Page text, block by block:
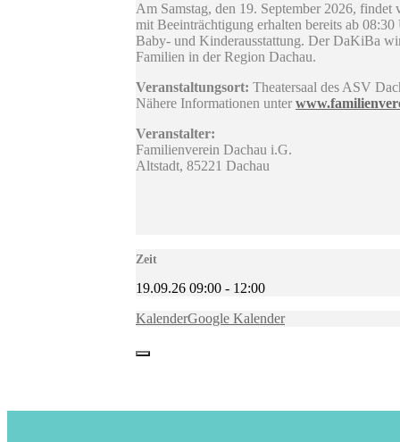
Am Samstag, den 19. September 2026,
mit Beeinträchtigung erhalten bereits ab
Baby- und Kinderausstattung. Der DaKiBa
Familien in der Region Dachau.
Veranstaltungsort: Theatersaal des ASV
Nähere Informationen unter
Veranstalter:
Familienverein Dachau i.G.
Altstadt, 85221 Dachau
Zeit
19.09.26 09:00 - 12:00
KalenderGoogle Kalender